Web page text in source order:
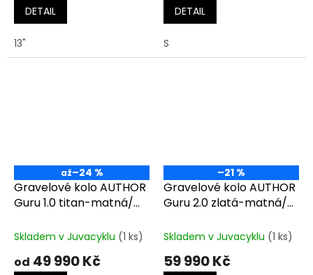
DETAIL
13"
DETAIL
S
až–24 %
Gravelové kolo AUTHOR
Guru 1.0 titan-matná/
Skladem v Juvacyklu (1 ks)
od 49 990 Kč
–21 %
Gravelové kolo AUTHOR
Guru 2.0 zlatá-matná/
Skladem v Juvacyklu (1 ks)
59 990 Kč